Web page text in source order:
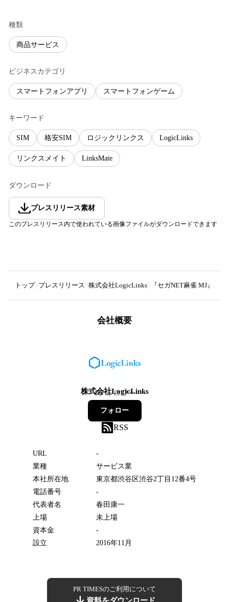
種類
商品サービス
ビジネスカテゴリ
スマートフォンアプリ スマートフォンゲーム
キーワード
SIM 格安SIM ロジックリンクス LogicLinks
リンクスメイト LinksMate
ダウンロード
プレスリリース素材
このプレスリリース内で使われている画像ファイルがダウンロードできます
トップ プレスリリース 株式会社LogicLinks 『セガNET麻雀 MJ』が
会社概要
株式会社LogicLinks
4フォロワー
フォロー
RSS
URL
-
業種
サービス業
本社所在地
東京都渋谷区渋谷2丁目12番4号
電話番号
-
代表者名
春田康一
上場
未上場
資本金
-
設立
2016年11月
PR TIMESのご利用について